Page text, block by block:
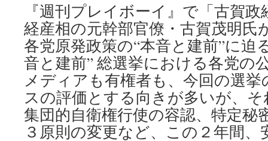
『週刊プレイボーイ』で「古賀
経産相の元幹部官僚・古賀茂明氏
各党原発政策の“本音と建前”に迫
音と建前” 総選挙における各党の
メディアも有権者も、今回の選
スの評価とする向きが多いが、
集団的自衛権行使の容認、特定秘
３原則の変更など、この２年間